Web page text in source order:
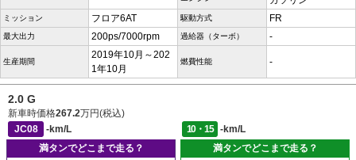
ミッション フロア6AT 駆動方式 FR
最大出力 200ps/7000rpm 過給器（ターボ） -
生産期間
2019年10月～202
1年10月
燃費性能 -
2.0 G
新車時価格267.2万円(税込)
JC08
-km/L 10・15
-km/L
満タンでどこまで走る？
満タンでどこまで走る？